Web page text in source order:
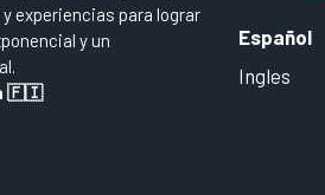
experiencias para lograr
y un
🇫🇮
Español
Ingles